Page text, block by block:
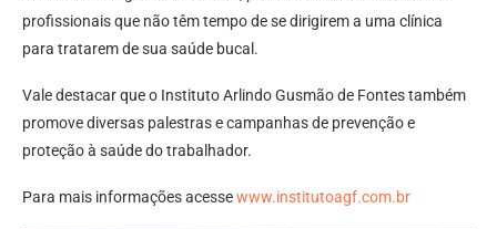
profissionais que não têm tempo de se dirigirem a uma clínica
para tratarem de sua saúde bucal.
Vale destacar que o Instituto Arlindo Gusmão de Fontes também
promove diversas palestras e campanhas de prevenção e
proteção à saúde do trabalhador.
Para mais informações acessewww.institutoagf.com.br